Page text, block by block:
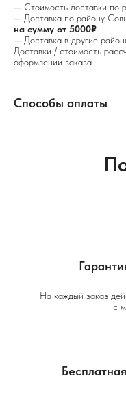
— Стоимость доставки по
— Доставка по району
на сумму от 5000₽
— Доставка в другие
Доставки / стоимость
оформлении заказа
Способы оплаты
На каждый заказ
с